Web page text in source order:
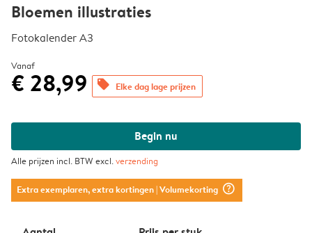
Bloemen illustraties
Fotokalender A3
Vanaf
€ 28,99 offers Elke dag lage prijzen
Begin nu
Alle prijzen incl. BTW excl.verzending
Extra exemplaren, extra kortingen| Volumekorting question_mark_circle